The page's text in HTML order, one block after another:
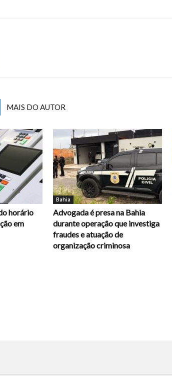
MAIS DO AUTOR
horário
em
Bahia
Advogada é presa na Bahia
durante operação que investiga
fraudes e atuação de
organização criminosa